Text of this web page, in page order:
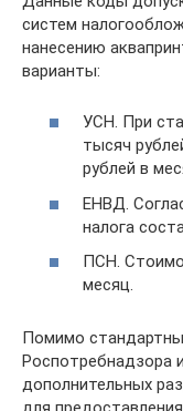
систем
нанесению
варианты:
УСН. При
тысяч
рублей в
ЕНВД.
налога
ПСН.
месяц.
Помимо
Роспотребнадзора
дополнительных